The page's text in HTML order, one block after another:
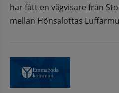
har fått en vägvisare från
mellan Hönsalottas